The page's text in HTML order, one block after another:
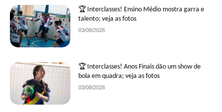
🏆 Interclasses! Ensino Médio mostra garra e
talento; veja as fotos
03/08/2026
🏆 Interclasses! Anos Finais dão um show de
bola em quadra; veja as fotos
03/08/2026